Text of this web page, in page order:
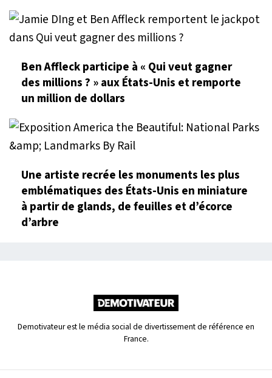
Ben Affleck participe à « Qui veut gagner
des millions ? » aux États-Unis et remporte
un million de dollars
Une artiste recrée les monuments les plus
emblématiques des États-Unis en miniature
à partir de glands, de feuilles et d’écorce
d’arbre
Demotivateur est le média social de divertissement de référence en
France.